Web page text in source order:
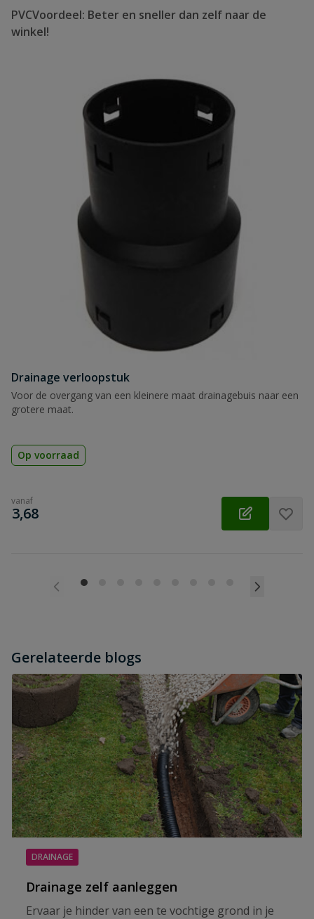
PVCVoordeel: Beter en sneller dan zelf naar de
winkel!
Drainage verloopstuk
Voor de overgang van een kleinere maat drainagebuis naar een
grotere maat.
Op voorraad
vanaf
€
3,68
Gerelateerde blogs
DRAINAGE
Drainage zelf aanleggen
Ervaar je hinder van een te vochtige grond in je